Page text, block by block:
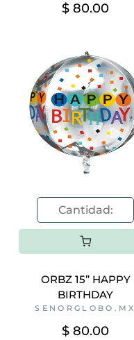
$ 80.00
ORBZ 15” HAPPY
BIRTHDAY
SENORGLOBO.MX
$ 80.00